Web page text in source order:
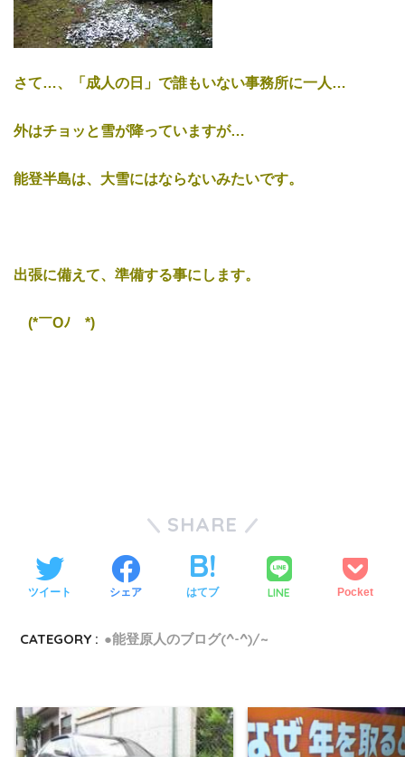
さて…、「成人の日」で誰もいない事務所に一人…
外はチョッと雪が降っていますが…
能登半島は、大雪にはならないみたいです。
出張に備えて、準備する事にします。
ゞ(*￣Oﾉ￣*)
SHARE
ツイート シェア はてブ LINE Pocket
CATEGORY : ●能登原人のブログ(^-^)/~